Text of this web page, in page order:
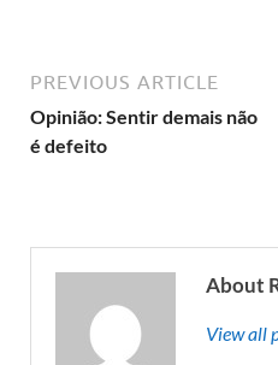
PREVIOUS ARTICLE
Opinião: Sentir demais não
é defeito
About
View all